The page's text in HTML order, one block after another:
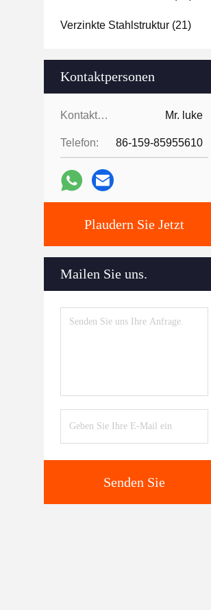
Verzinkte Stahlstruktur (21)
Kontaktpersonen
Kontaktpersonen: Mr. luke
Telefon: 86-159-85955610
Plaudern Sie Jetzt
Mailen Sie uns.
Senden Sie